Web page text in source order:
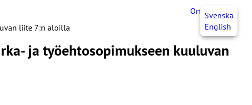
OmaJHLSvenska
English
liite 7:n aloilla
ja työehtosopimukseen kuuluvan